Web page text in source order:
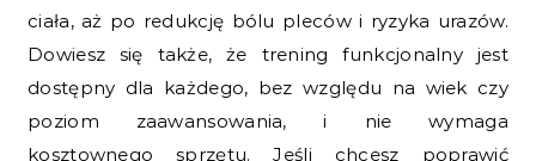
ciała, aż po redukcję bólu pleców i ryzyka urazów.
Dowiesz się także, że trening funkcjonalny jest
dostępny dla każdego, bez względu na wiek czy
poziom zaawansowania, i nie wymaga
kosztownego sprzętu. Jeśli chcesz poprawić